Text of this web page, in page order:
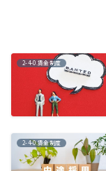
2-4-0.賃金制度
2-4-0.賃金制度